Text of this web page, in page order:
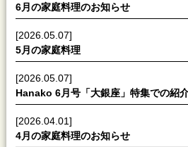
6月の家庭料理のお知らせ
[2026.05.07]
5月の家庭料理
[2026.05.07]
Hanako 6月号「大銀座」特集での紹
[2026.04.01]
4月の家庭料理のお知らせ